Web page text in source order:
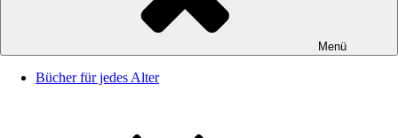
Menü
Bücher für jedes Alter